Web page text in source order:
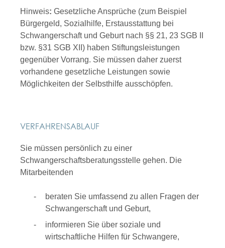
Hinweis: Gesetzliche Ansprüche (zum Beispiel
Bürgergeld, Sozialhilfe, Erstausstattung bei
Schwangerschaft und Geburt nach §§ 21, 23 SGB II
bzw. §31 SGB XII) haben Stiftungsleistungen
gegenüber Vorrang. Sie müssen daher zuerst
vorhandene gesetzliche Leistungen sowie
Möglichkeiten der Selbsthilfe ausschöpfen.
VERFAHRENSABLAUF
Sie müssen persönlich zu einer
Schwangerschaftsberatungsstelle gehen. Die
Mitarbeitenden
beraten Sie umfassend zu allen Fragen der
Schwangerschaft und Geburt,
informieren Sie über soziale und
wirtschaftliche Hilfen für Schwangere,